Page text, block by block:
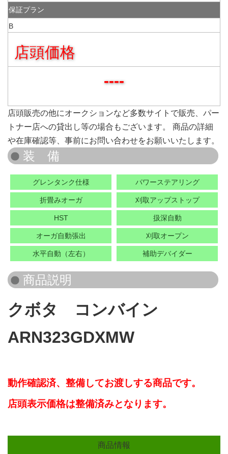
保証プラン
B
店頭価格
----
店頭販売の他にオークションなど多数サイトで販売、パー
トナー店への貸出し等の場合もございます。 商品の詳細
や在庫確認等、事前にお問い合わせをお願いいたします。
グレンタンク仕様 パワーステアリング
折畳みオーガ 刈取アップストップ
HST 扱深自動
オーガ自動張出 刈取オープン
水平自動（左右） 補助デバイダー
クボタ コンバイン
ARN323GDXMW
動作確認済、 整備してお渡しする商品です。
店頭表示価格は整備済みとなります。
商品情報